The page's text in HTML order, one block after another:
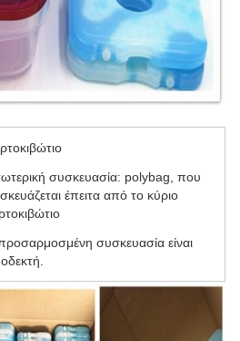
συσκευασία: polybag, που
έπειτα από το κύριο
συσκευασία είναι